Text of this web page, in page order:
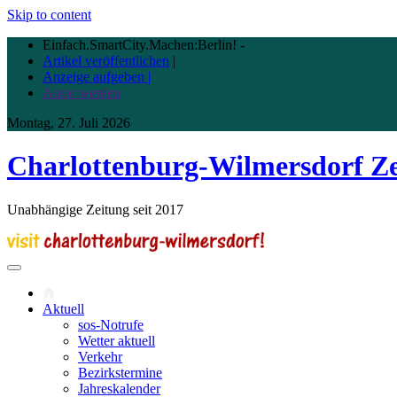
Skip to content
Einfach.SmartCity.Machen:Berlin! -
Artikel veröffentlichen |
Anzeige aufgeben |
Autor werden
Montag, 27. Juli 2026
Charlottenburg-Wilmersdorf
Unabhängige Zeitung seit 2017
Aktuell
sos-Notrufe
Wetter aktuell
Verkehr
Bezirkstermine
Jahreskalender